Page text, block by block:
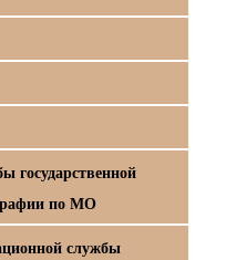
государственной
по МО
службы